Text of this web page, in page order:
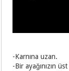
-Karnına uzan.
-Bir ayağınızın